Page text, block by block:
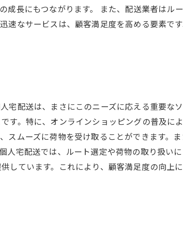
長にもつながります。 また、配送業者はル
速なサービスは、顧客満足度を高める要素で
配送は、まさにこのニーズに応える重要なソ
す。特に、オンラインショッピングの普及に
ムーズに荷物を受け取ることができます。
人宅配送では、ルート選定や荷物の取り扱い
しています。これにより、顧客満足度の向上